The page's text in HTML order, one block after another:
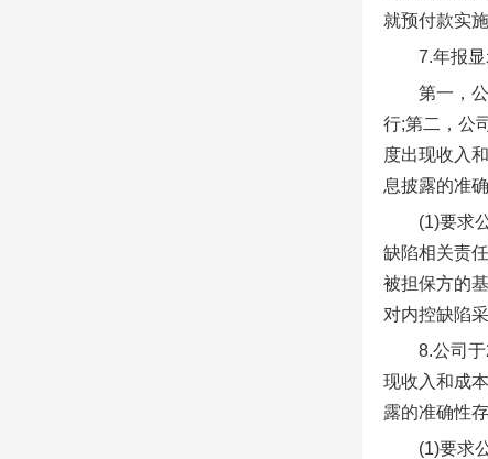
就预付款实
7.年报
第一，
行;第二，公
度出现收入
息披露的准
(1)要求
缺陷相关责
被担保方的
对内控缺陷
8.公司
现收入和成
露的准确性
(1)要求